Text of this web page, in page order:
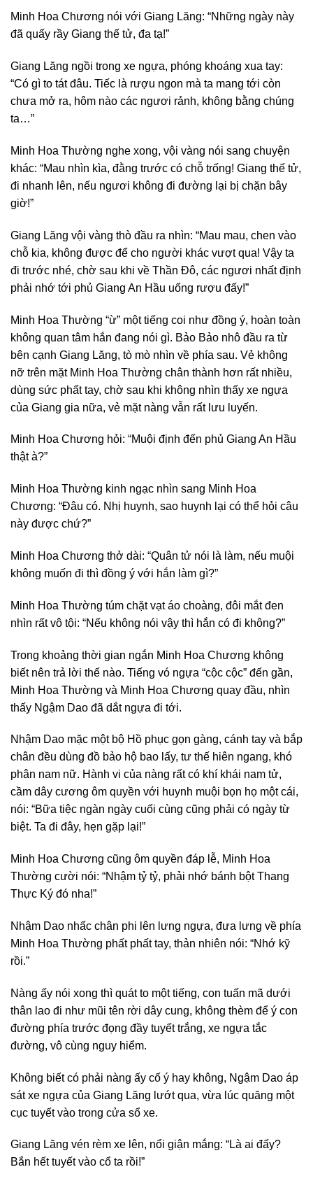
Minh Hoa Chương nói với Giang Lăng: “Những ngày này
đã quấy rầy Giang thế tử, đa tạ!”
Giang Lăng ngồi trong xe ngựa, phóng khoáng xua tay:
“Có gì to tát đâu. Tiếc là rượu ngon mà ta mang tới còn
chưa mở ra, hôm nào các ngươi rảnh, không bằng chúng
ta…”
Minh Hoa Thường nghe xong, vội vàng nói sang chuyện
khác: “Mau nhìn kìa, đằng trước có chỗ trống! Giang thế tử,
đi nhanh lên, nếu ngươi không đi đường lại bị chặn bây
giờ!”
Giang Lăng vội vàng thò đầu ra nhìn: “Mau mau, chen vào
chỗ kia, không được để cho người khác vượt qua! Vậy ta
đi trước nhé, chờ sau khi về Thần Đô, các ngươi nhất định
phải nhớ tới phủ Giang An Hầu uống rượu đấy!”
Minh Hoa Thường “ừ” một tiếng coi như đồng ý, hoàn toàn
không quan tâm hắn đang nói gì. Bảo Bảo nhô đầu ra từ
bên cạnh Giang Lăng, tò mò nhìn về phía sau. Vẻ không
nỡ trên mặt Minh Hoa Thường chân thành hơn rất nhiều,
dùng sức phất tay, chờ sau khi không nhìn thấy xe ngựa
của Giang gia nữa, vẻ mặt nàng vẫn rất lưu luyến.
Minh Hoa Chương hỏi: “Muội định đến phủ Giang An Hầu
thật à?”
Minh Hoa Thường kinh ngạc nhìn sang Minh Hoa
Chương: “Đâu có. Nhị huynh, sao huynh lại có thể hỏi câu
này được chứ?”
Minh Hoa Chương thở dài: “Quân tử nói là làm, nếu muội
không muốn đi thì đồng ý với hắn làm gì?”
Minh Hoa Thường túm chặt vạt áo choàng, đôi mắt đen
nhìn rất vô tội: “Nếu không nói vậy thì hắn có đi không?”
Trong khoảng thời gian ngắn Minh Hoa Chương không
biết nên trả lời thế nào. Tiếng vó ngựa “cộc cộc” đến gần,
Minh Hoa Thường và Minh Hoa Chương quay đầu, nhìn
thấy Ngậm Dao đã dắt ngựa đi tới.
Nhậm Dao mặc một bộ Hồ phục gọn gàng, cánh tay và bắp
chân đều dùng đồ bảo hộ bao lấy, tư thế hiên ngang, khó
phân nam nữ. Hành vi của nàng rất có khí khái nam tử,
cầm dây cương ôm quyền với huynh muội bọn họ một cái,
nói: “Bữa tiệc ngàn ngày cuối cùng cũng phải có ngày từ
biệt. Ta đi đây, hẹn gặp lại!”
Minh Hoa Chương cũng ôm quyền đáp lễ, Minh Hoa
Thường cười nói: “Nhậm tỷ tỷ, phải nhớ bánh bột Thang
Thực Ký đó nha!”
Nhậm Dao nhấc chân phi lên lưng ngựa, đưa lưng về phía
Minh Hoa Thường phất phất tay, thản nhiên nói: “Nhớ kỹ
rồi.”
Nàng ấy nói xong thì quát to một tiếng, con tuấn mã dưới
thân lao đi như mũi tên rời dây cung, không thèm để ý con
đường phía trước đọng đầy tuyết trắng, xe ngựa tắc
đường, vô cùng nguy hiểm.
Không biết có phải nàng ấy cố ý hay không, Ngậm Dao áp
sát xe ngựa của Giang Lăng lướt qua, vừa lúc quăng một
cục tuyết vào trong cửa sổ xe.
Giang Lăng vén rèm xe lên, nổi giận mắng: “Là ai đấy?
Bắn hết tuyết vào cổ ta rồi!”